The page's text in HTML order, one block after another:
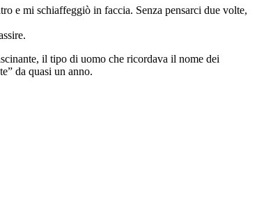
e mi schiaffeggiò in faccia. Senza pensarci due volte,
il tipo di uomo che ricordava il nome dei
da quasi un anno.